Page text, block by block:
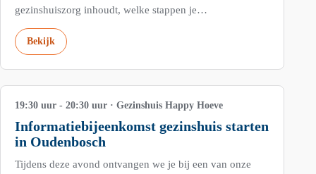
gezinshuiszorg inhoudt, welke stappen je…
Bekijk
6
OKT
19:30 uur - 20:30 uur · Gezinshuis Happy Hoeve
Informatiebijeenkomst gezinshuis starten
in Oudenbosch
Tijdens deze avond ontvangen we je bij een van onze